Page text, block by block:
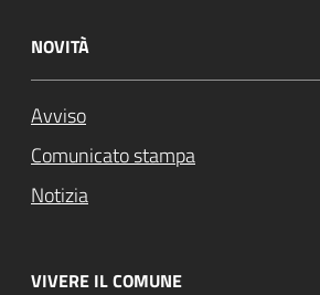
NOVITÀ
Avviso
Comunicato stampa
Notizia
VIVERE IL COMUNE